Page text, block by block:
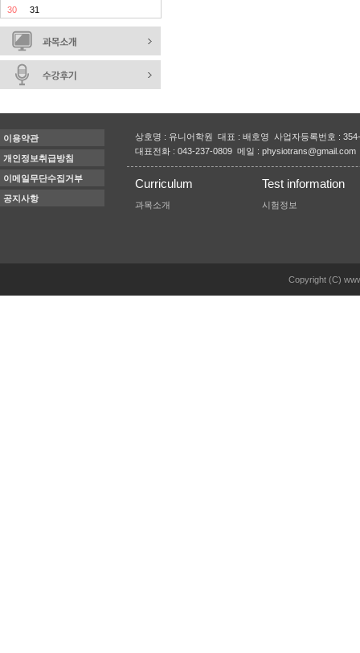
30
31
이용약관
개인정보취급방침
이메일무단수집거부
공지사항
상호명 : 유니어학원 대표 : 배호영 사업자등록번호 :
대표전화 : 043-237-0809 메일 : physiotrans@gmail.com
Curriculum
과목소개
Test information
시험정보
Copyright (C)